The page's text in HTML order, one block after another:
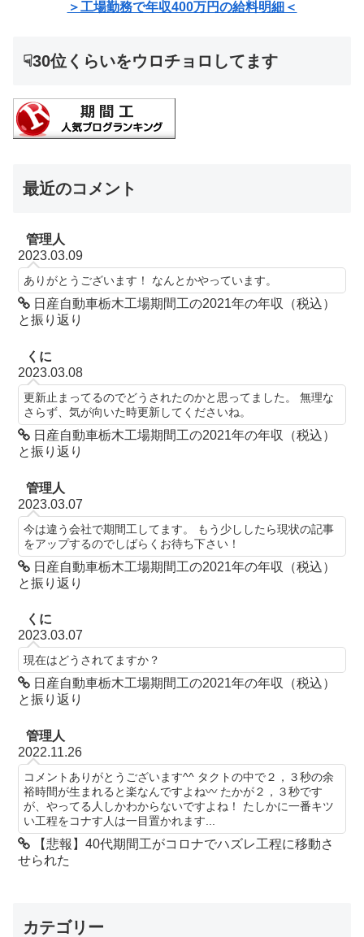
＞工場勤務で年収400万円の給料明細＜
☟30位くらいをウロチョロしてます
最近のコメント
管理人
2023.03.09
ありがとうございます！ なんとかやっています。
日産自動車栃木工場期間工の2021年の年収（税込）
と振り返り
くに
2023.03.08
更新止まってるのでどうされたのかと思ってました。 無理な
さらず、気が向いた時更新してくださいね。
日産自動車栃木工場期間工の2021年の年収（税込）
と振り返り
管理人
2023.03.07
今は違う会社で期間工してます。 もう少ししたら現状の記事
をアップするのでしばらくお待ち下さい！
日産自動車栃木工場期間工の2021年の年収（税込）
と振り返り
くに
2023.03.07
現在はどうされてますか？
日産自動車栃木工場期間工の2021年の年収（税込）
と振り返り
管理人
2022.11.26
コメントありがとうございます^^ タクトの中で２，３秒の余
裕時間が生まれると楽なんですよね〰 たかが２，３秒です
が、やってる人しかわからないですよね！ たしかに一番キツ
い工程をコナす人は一目置かれます...
【悲報】40代期間工がコロナでハズレ工程に移動さ
せられた
カテゴリー